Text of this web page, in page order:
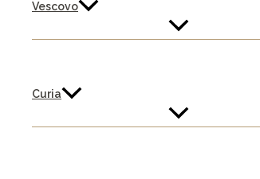
Vescovo
Curia